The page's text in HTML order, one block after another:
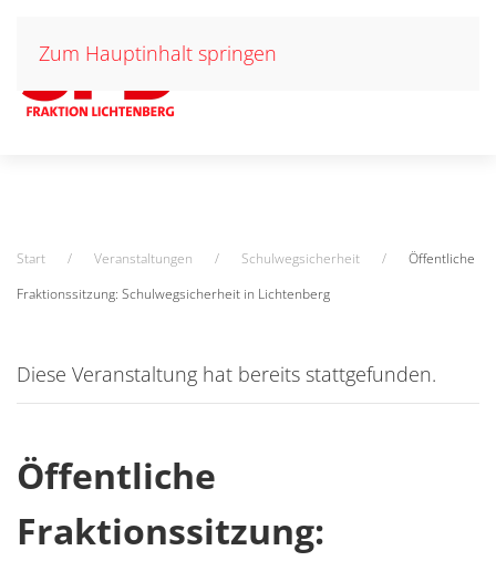
Zum Hauptinhalt springen
Start Veranstaltungen Schulwegsicherheit
Öffentliche
Fraktionssitzung: Schulwegsicherheit in Lichtenberg
Diese Veranstaltung hat bereits stattgefunden.
Öffentliche
Fraktionssitzung: